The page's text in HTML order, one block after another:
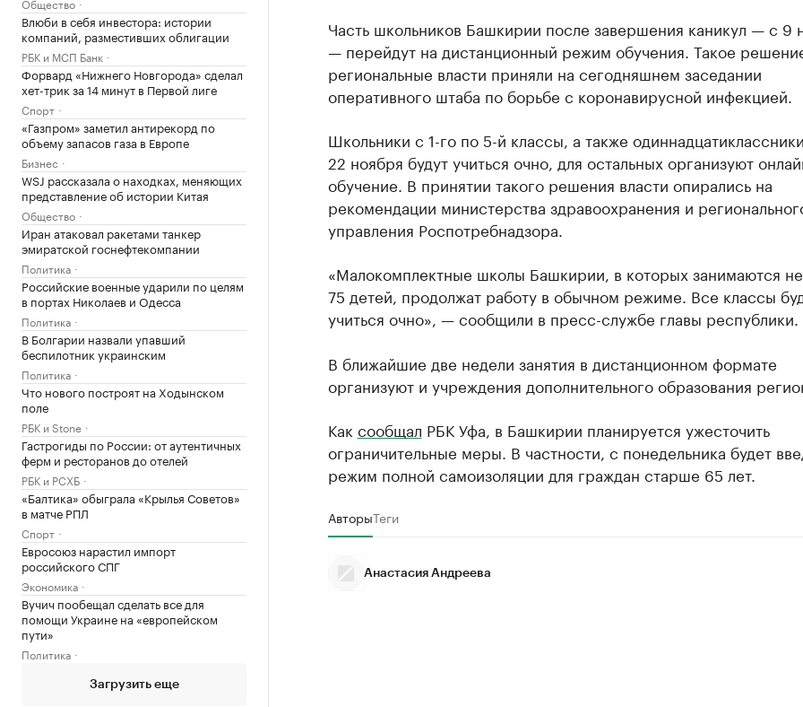
Влюби в себя инвестора: истории
компаний, разместивших облигации
РБК и МСП Банк
Форвард «Нижнего Новгорода» сделал
хет-трик за 14 минут в Первой лиге
Спорт
«Газпром» заметил антирекорд по
объему запасов газа в Европе
Бизнес
WSJ рассказала о находках, меняющих
представление об истории Китая
Общество
Иран атаковал ракетами танкер
эмиратской госнефтекомпании
Политика
Российские военные ударили по целям
в портах Николаев и Одесса
Политика
В Болгарии назвали упавший
беспилотник украинским
Политика
Что нового построят на Ходынском
поле
РБК и Stone
Гастрогиды по России: от аутентичных
ферм и ресторанов до отелей
РБК и РСХБ
«Балтика» обыграла «Крылья Советов»
в матче РПЛ
Спорт
Евросоюз нарастил импорт
российского СПГ
Экономика
Вучич пообещал сделать все для
помощи Украине на «европейском
пути»
Политика
Загрузить еще
Часть школьников Башкирии после завершения каникул — с 9
— перейдут на дистанционный режим обучения. Такое
региональные власти приняли на сегодняшнем заседании
оперативного штаба по борьбе с коронавирусной инфекцией.
Школьники с 1-го по 5-й классы, а также
22 ноября будут учиться очно, для остальных организуют
обучение. В принятии такого решения власти опирались на
рекомендации министерства здравоохранения и
управления Роспотребнадзора.
«Малокомплектные школы Башкирии, в которых занимаются
75 детей, продолжат работу в обычном режиме. Все классы
учиться очно», — сообщили в пресс-службе главы республики.
В ближайшие две недели занятия в дистанционном формате
организуют и учреждения дополнительного образования
Как сообщал РБК Уфа, в Башкирии планируется ужесточить
ограничительные меры. В частности, с понедельника будет
режим полной самоизоляции для граждан старше 65 лет.
АвторыТеги
Анастасия Андреева